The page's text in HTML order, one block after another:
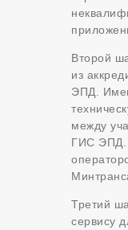
Второй
из
ЭПД.
между
ГИС ЭПД.
Третий
сервису